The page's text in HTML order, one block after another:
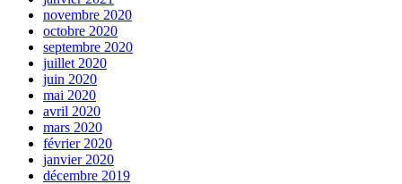
novembre 2020
octobre 2020
septembre 2020
juillet 2020
juin 2020
mai 2020
avril 2020
mars 2020
février 2020
janvier 2020
décembre 2019